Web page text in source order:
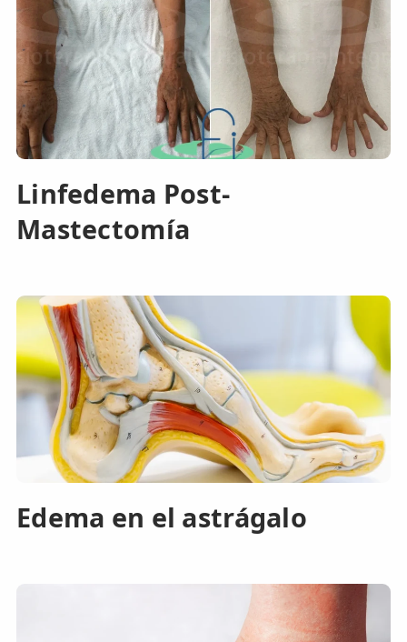
Linfedema Post-
Mastectomía
Edema en el astrágalo